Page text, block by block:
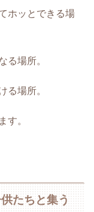
ホッとできる場
る場所。
る場所。
す。
たちと集う